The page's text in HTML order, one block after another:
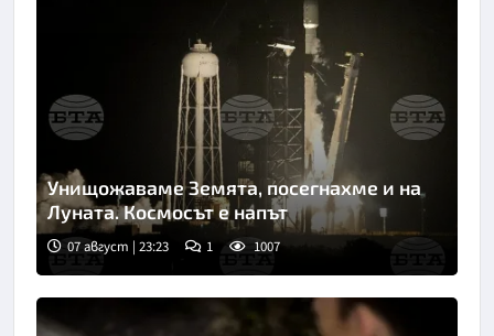
Унищожаваме Земята, посегнахме и на
Луната. Космосът е напът
07 август | 23:23 1 1007